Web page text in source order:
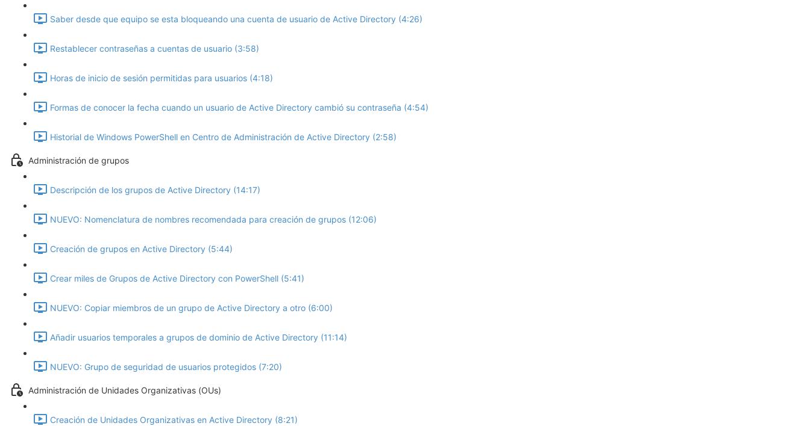
Saber desde que equipo se esta bloqueando una cuenta de usuario de Active Directory (4:26)
Restablecer contraseñas a cuentas de usuario (3:58)
Horas de inicio de sesión permitidas para usuarios (4:18)
Formas de conocer la fecha cuando un usuario de Active Directory cambió su contraseña (4:54)
Historial de Windows PowerShell en Centro de Administración de Active Directory (2:58)
Administración de grupos
Descripción de los grupos de Active Directory (14:17)
NUEVO: Nomenclatura de nombres recomendada para creación de grupos (12:06)
Creación de grupos en Active Directory (5:44)
Crear miles de Grupos de Active Directory con PowerShell (5:41)
NUEVO: Copiar miembros de un grupo de Active Directory a otro (6:00)
Añadir usuarios temporales a grupos de dominio de Active Directory (11:14)
NUEVO: Grupo de seguridad de usuarios protegidos (7:20)
Administración de Unidades Organizativas (OUs)
Creación de Unidades Organizativas en Active Directory (8:21)